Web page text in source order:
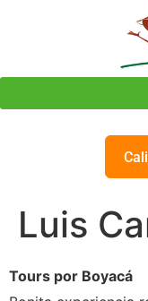
Luis
Tours por Boyacá